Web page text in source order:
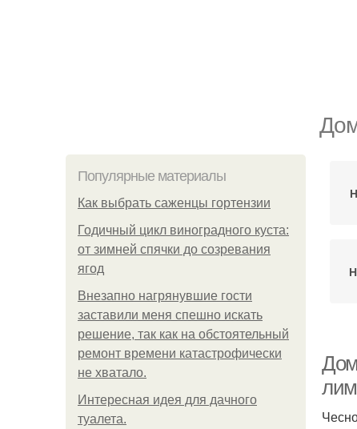
Популярные материалы
Как выбрать саженцы гортензии
Годичный цикл виноградного куста:
от зимней спячки до созревания
ягод
Внезапно нагрянувшие гости
заставили меня спешно искать
решение, так как на обстоятельный
ремонт времени катастрофически
не хватало.
Интересная идея для дачного
туалета.